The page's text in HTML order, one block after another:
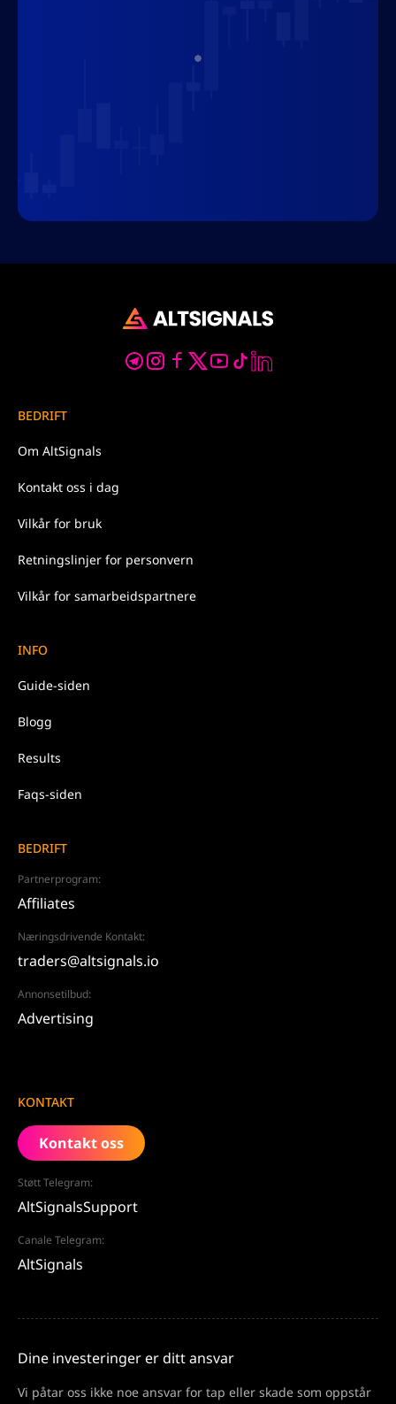
BEDRIFT
Om AltSignals
Kontakt oss i dag
Vilkår for bruk
Retningslinjer for personvern
Vilkår for samarbeidspartnere
INFO
Guide-siden
Blogg
Results
Faqs-siden
BEDRIFT
Partnerprogram:
Affiliates
Næringsdrivende Kontakt:
traders@altsignals.io
Annonsetilbud:
Advertising
KONTAKT
Kontakt oss
Støtt Telegram:
AltSignalsSupport
Canale Telegram:
AltSignals
Dine investeringer er ditt ansvar
Vi påtar oss ikke noe ansvar for tap eller skade som oppstår